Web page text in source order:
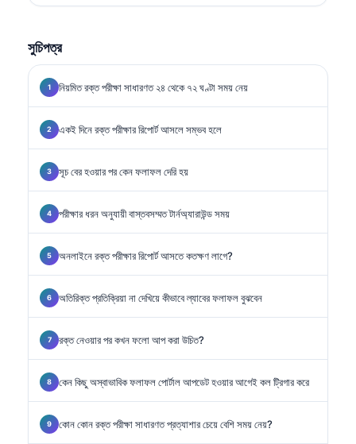
সুচিপত্র
নিয়মিত রক্ত পরীক্ষা সাধারণত ২৪ থেকে ৭২ ঘণ্টা সময় নেয়
একই দিনে রক্ত পরীক্ষার রিপোর্ট আসলে সম্ভব হলে
সূচ বের হওয়ার পর কেন ফলাফল দেরি হয়
পরীক্ষার ধরন অনুযায়ী বাস্তবসম্মত টার্নঅ্যারাউন্ড সময়
অনলাইনে রক্ত পরীক্ষার রিপোর্ট আসতে কতক্ষণ লাগে?
অতিরিক্ত প্রতিক্রিয়া না দেখিয়ে কীভাবে ল্যাবের ফলাফল বুঝবেন
রক্ত নেওয়ার পর কখন ফলো আপ করা উচিত?
কেন কিছু অস্বাভাবিক ফলাফল পোর্টাল আপডেট হওয়ার আগেই কল ট্রিগার করে
কোন কোন রক্ত পরীক্ষা সাধারণত প্রত্যাশার চেয়ে বেশি সময় নেয়?